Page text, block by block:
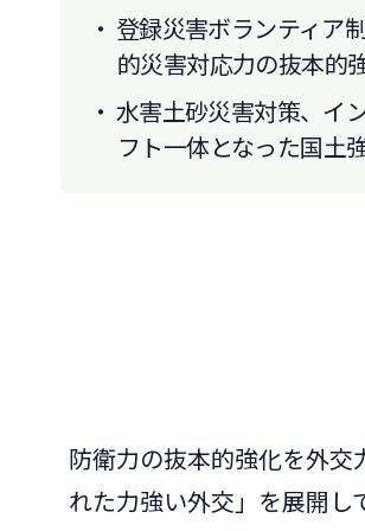
登録災害ボランティア
的災害対応力の抜本的
水害土砂災害対策、イ
フト一体となった国土
防衛力の抜本的強化を外
れた力強い外交」を展開